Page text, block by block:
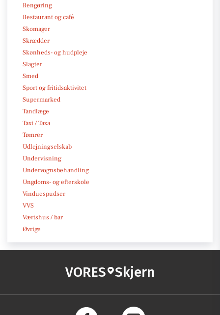
Rengøring
Restaurant og café
Skomager
Skrædder
Skønheds- og hudpleje
Slagter
Smed
Sport og fritidsaktivitet
Supermarked
Tandlæge
Taxi / Taxa
Tømrer
Udlejningselskab
Undervisning
Undervognsbehandling
Ungdoms- og efterskole
Vinduespudser
VVS
Værtshus / bar
Øvrige
VORES Skjern